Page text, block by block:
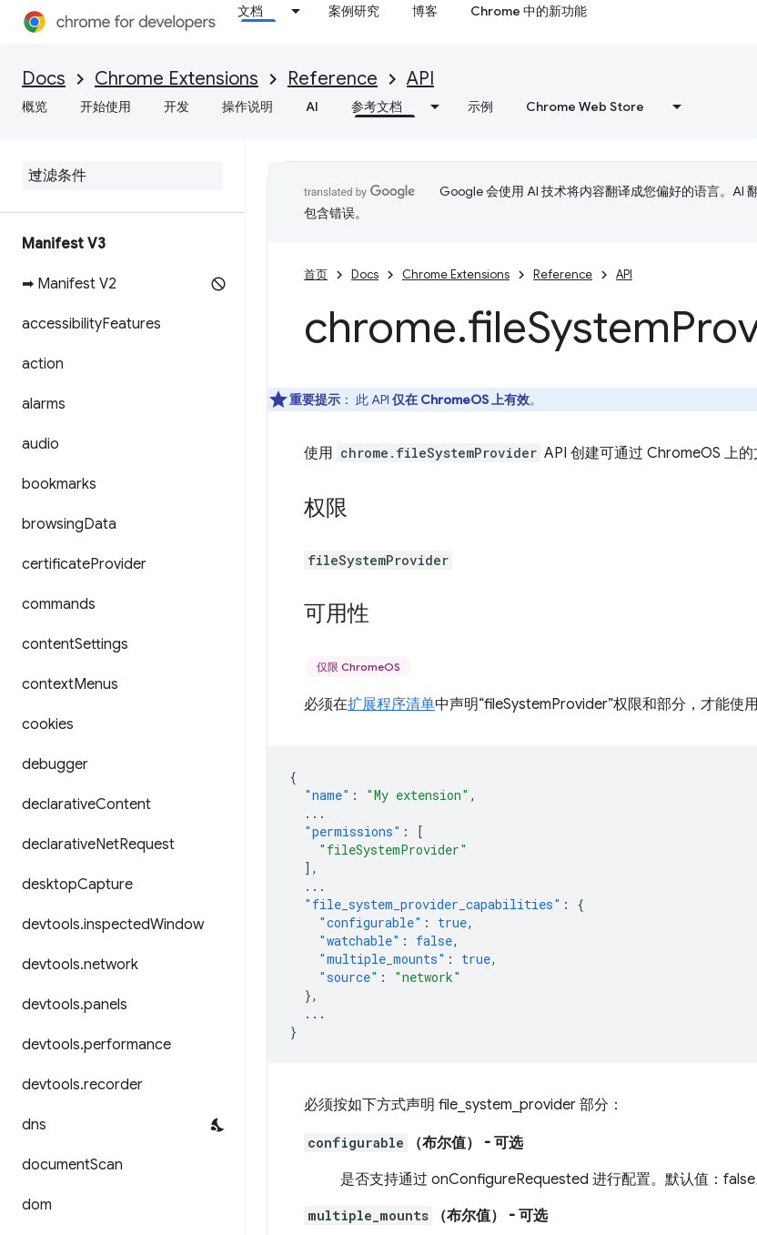
文档 案例研究 博客 Chrome 中的新功能
Docs Chrome Extensions Reference API
概览 开始使用 开发 操作说明 AI 参考文档 示例 Chrome Web Store
Manifest V3
➡ Manifest V2
accessibilityFeatures
action
alarms
audio
bookmarks
browsingData
certificateProvider
commands
contentSettings
contextMenus
cookies
debugger
declarativeContent
declarativeNetRequest
desktopCapture
devtools.inspectedWindow
devtools.network
devtools.panels
devtools.performance
devtools.recorder
dns
documentScan
dom
Google 会使用 AI 技术将内容翻译成您偏好的语言。AI
包含错误。
首页 Docs Chrome Extensions Reference API
chrome.fileSystem
重要提示 ： 此 API 仅在 ChromeOS 上有效。
使用 chrome.fileSystemProvider API 创建可通过 ChromeOS 上的
权限
fileSystemProvider
可用性
仅限 ChromeOS
必须在扩展程序清单中声明“fileSystemProvider”权限和部分，才能使
{
"name" : "My extension" ,
...
"permissions" :
[
"fileSystemProvider"
],
...
"file_system_provider_capabilities" :
{
"configurable" : true,
"watchable" : false,
"multiple_mounts" : true,
"source" :
"network"
},
...
}
必须按如下方式声明 file_system_provider 部分：
configurable （布尔值）
- 可选
是否支持通过 onConfigureRequested 进行配置。默认值：false
multiple_mounts （布尔值）
- 可选